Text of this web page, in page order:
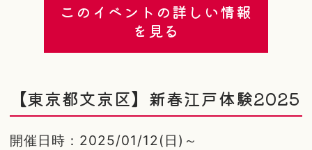
このイベントの詳しい情報
を見る
【東京都文京区】新春江戸体験2025
開催日時：2025/01/12(日)～